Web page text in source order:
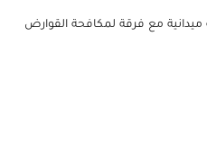
مع فرقة لمكافحة القوارض